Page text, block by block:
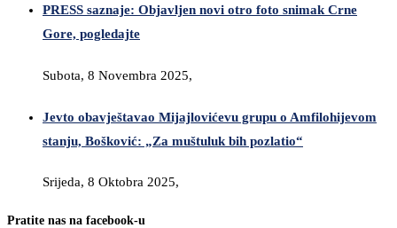
PRESS saznaje: Objavljen novi otro foto snimak Crne
Gore, pogledajte
Subota, 8 Novembra 2025,
Jevto obavještavao Mijajlovićevu grupu o Amfilohijevom
stanju, Bošković: „Za muštuluk bih pozlatio“
Srijeda, 8 Oktobra 2025,
Pratite nas na facebook-u